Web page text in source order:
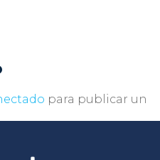
para publicar un